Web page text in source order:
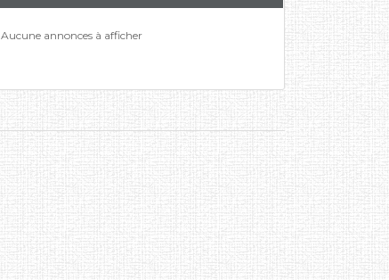
Aucune annonces à afficher